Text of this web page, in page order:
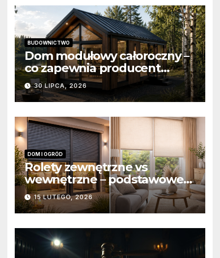
BUDOWNICTWO
Dom modułowy całoroczny –
co zapewnia producent
domów modułowych?
30 LIPCA, 2026
DOM I OGRÓD
Rolety zewnętrzne vs
wewnętrzne – podstawowe
różnice konstrukcyjne i
funkcjonalne
15 LUTEGO, 2026